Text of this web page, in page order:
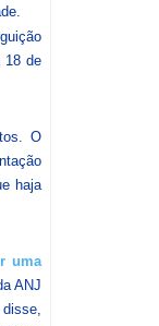
18 de
O
haja
uma
ANJ